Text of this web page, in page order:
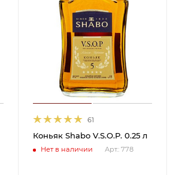
61
Коньяк Shabo V.S.O.P. 0.25 л
Нет в наличии Арт.: 778